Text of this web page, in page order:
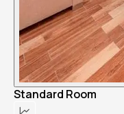
Standard Room